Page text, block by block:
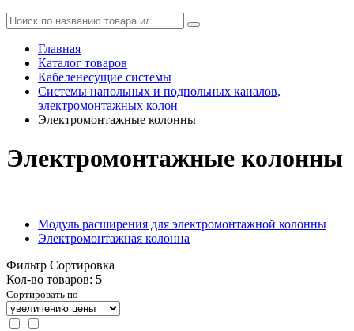
Главная
Каталог товаров
Кабеленесущие системы
Системы напольных и подпольных каналов,
электромонтажных колон
Электромонтажные колонны
Электромонтажные колонны
Модуль расширения для электромонтажной колонны
Электромонтажная колонна
Фильтр Сортировка
Кол-во товаров: 5
Сортировать по